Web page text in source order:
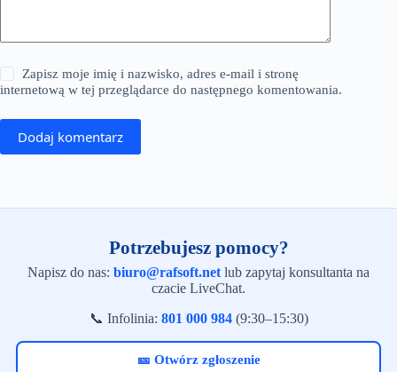
Zapisz moje imię i nazwisko, adres e-mail i stronę
internetową w tej przeglądarce do następnego komentowania.
Dodaj komentarz
Potrzebujesz pomocy?
Napisz do nas: biuro@rafsoft.net lub zapytaj konsultanta na
czacie LiveChat.
📞 Infolinia: 801 000 984(9:30–15:30)
🎫 Otwórz zgłoszenie